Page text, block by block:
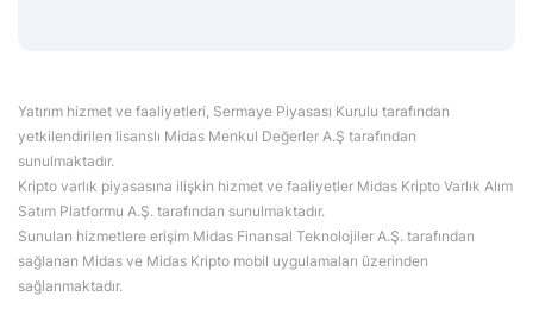
Yatırım hizmet ve faaliyetleri, Sermaye Piyasası Kurulu tarafından
yetkilendirilen lisanslı Midas Menkul Değerler A.Ş tarafından
sunulmaktadır.
Kripto varlık piyasasına ilişkin hizmet ve faaliyetler Midas Kripto Varlık Alım
Satım Platformu A.Ş. tarafından sunulmaktadır.
Sunulan hizmetlere erişim Midas Finansal Teknolojiler A.Ş. tarafından
sağlanan Midas ve Midas Kripto mobil uygulamaları üzerinden
sağlanmaktadır.